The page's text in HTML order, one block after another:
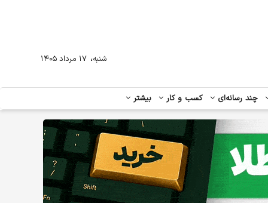
چند رسانه‌ای کسب و کار بیشتر
شنبه، ۱۷ مرداد ۱۴۰۵